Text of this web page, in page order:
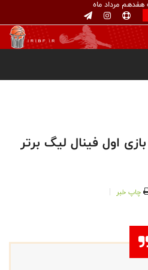
مرداد ماه
اول فینال لیگ برتر
چاپ خبر